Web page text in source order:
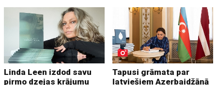
Linda Leen izdod savu
pirmo dzejas krājumu
Tapusi grāmata par
latviešiem Azerbaidžānā